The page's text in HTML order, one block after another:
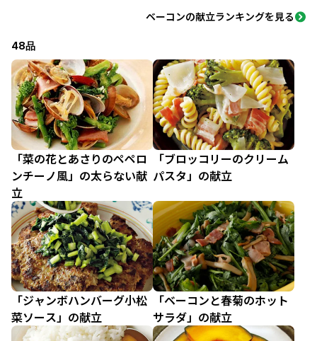
ベーコンの献立ランキングを見る
48品
「菜の花とあさりのペペロ
ンチーノ風」の太らない献
立
「ブロッコリーのクリーム
パスタ」の献立
「ジャンボハンバーグ小松
菜ソース」の献立
「ベーコンと春菊のホット
サラダ」の献立